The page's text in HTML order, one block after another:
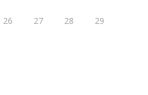
26 27 28 29